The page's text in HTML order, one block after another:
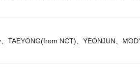
TAEYONG(from NCT)、YEONJUN、